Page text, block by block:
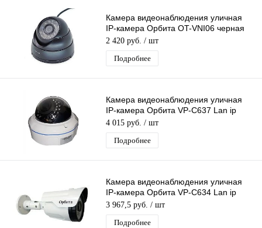
Камера видеонаблюдения уличная
IP-камера Орбита OT-VNI06 черная
Lan видеокамера 4 Mpix 3,6мм
металл
2 420 руб. / шт
Подробнее
Камера видеонаблюдения уличная
IP-камера Орбита VP-C637 Lan ip
видеокамера 1 Mpix 3,6мм
4 015 руб. / шт
Подробнее
Камера видеонаблюдения уличная
IP-камера Орбита VP-C634 Lan ip
видеокамера 2 Mpix 3,6мм H.264
металл
3 967,5 руб. / шт
Подробнее